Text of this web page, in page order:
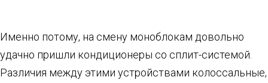
Именно потому, на смену моноблокам довольно
удачно пришли кондиционеры со сплит-системой.
Различия между этими устройствами колоссальные,